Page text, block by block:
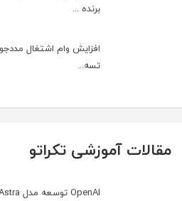
برنده ...
افزایش وام اشتغال
تسه...
مقالات آموزشی تکراتو